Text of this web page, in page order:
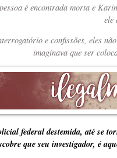
é encontrada morta e
ele
e confissões, eles
imaginava que ser
federal destemida, até se
que seu investigador, é